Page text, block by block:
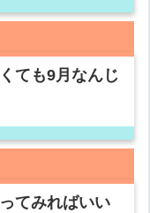
ても9月なんじ
てみればいい